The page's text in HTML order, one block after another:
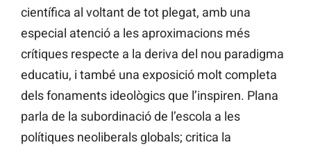
científica al voltant de tot plegat, amb una
especial atenció a les aproximacions més
crítiques respecte a la deriva del nou paradigma
educatiu, i també una exposició molt completa
dels fonaments ideològics que l’inspiren. Plana
parla de la subordinació de l’escola a les
polítiques neoliberals globals; critica la